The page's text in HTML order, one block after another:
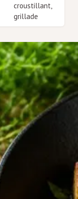
croustillant,
grillade